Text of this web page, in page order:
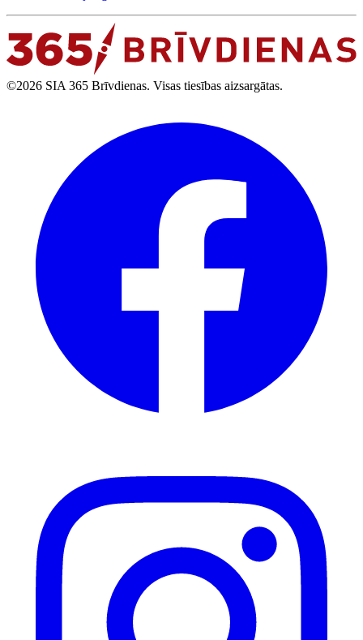
©2026 SIA 365 Brīvdienas. Visas tiesības aizsargātas.